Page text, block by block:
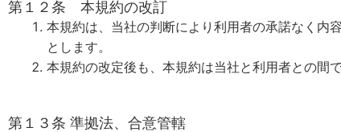
第１２条 本規約の改訂
本規約は、当社の判断により利用者の承諾なく内
とします。
本規約の改定後も、本規約は当社と利用者との間
第１３条 準拠法、合意管轄